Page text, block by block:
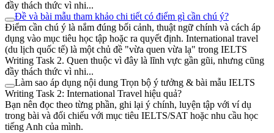
đầy thách thức vì nhi...
Đề và bài mẫu tham khảo chi tiết có điểm gì cần chú ý?
Điểm cần chú ý là nắm đúng bối cảnh, thuật ngữ chính và cách áp
dụng vào mục tiêu học tập hoặc ra quyết định. International travel
(du lịch quốc tế) là một chủ đề "vừa quen vừa lạ" trong IELTS
Writing Task 2. Quen thuộc vì đây là lĩnh vực gần gũi, nhưng cũng
đầy thách thức vì nhi...
Làm sao áp dụng nội dung Trọn bộ ý tưởng & bài mẫu IELTS
Writing Task 2: International Travel hiệu quả?
Bạn nên đọc theo từng phần, ghi lại ý chính, luyện tập với ví dụ
trong bài và đối chiếu với mục tiêu IELTS/SAT hoặc nhu cầu học
tiếng Anh của mình.